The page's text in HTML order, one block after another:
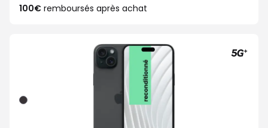
100€ remboursés après achat
Noir